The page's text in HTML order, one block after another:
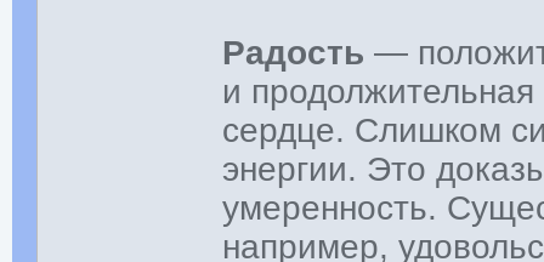
Радость—
и
сердце. Слишком
энергии. Это
умеренность.
например,